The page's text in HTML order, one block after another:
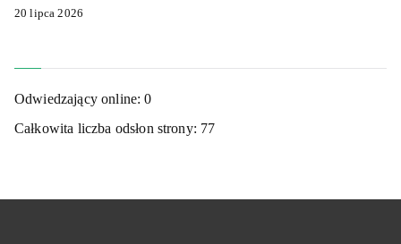
20 lipca 2026
Odwiedzający online:0
Całkowita liczba odsłon strony: 77